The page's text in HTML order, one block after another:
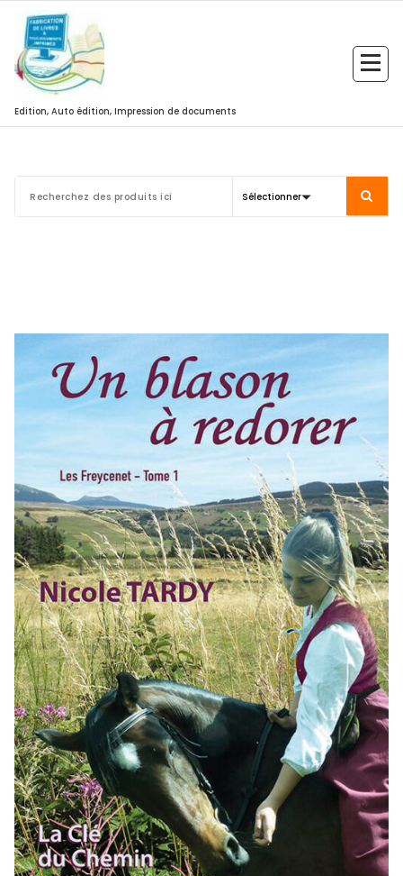
Aller
contenu
Edition, Auto édition, Impression de documents
Un blason à redorer
21,00€
Un roman d’aventures haletant, truffé de
rebondissements, tels que l’imagination de
Nicole Tardy sait les faire surgir.